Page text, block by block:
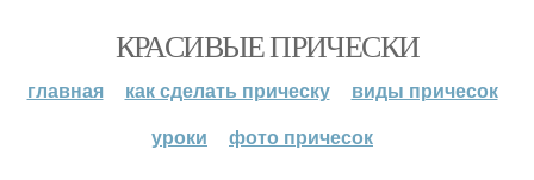
КРАСИВЫЕ ПРИЧЕСКИ
главная как сделать прическу
виды причесок
уроки
фото причесок